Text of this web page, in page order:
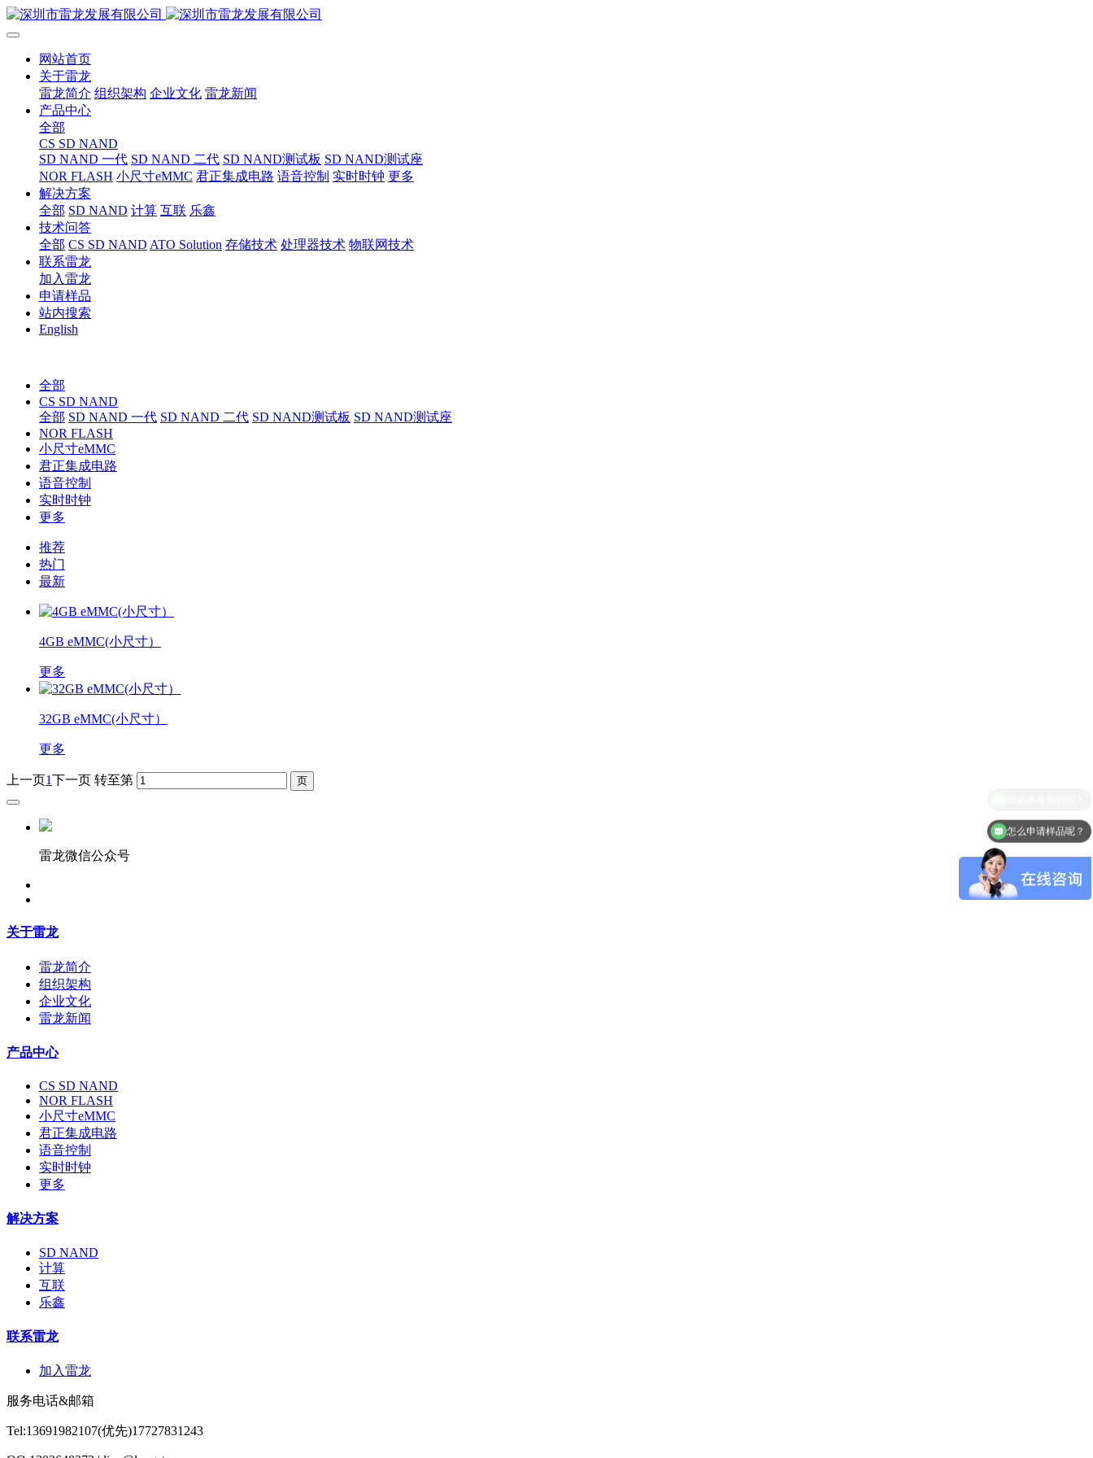
网站首页
关于雷龙
雷龙简介 组织架构 企业文化 雷龙新闻
产品中心
全部
CS SD NAND
SD NAND 一代 SD NAND 二代 SD NAND测试板 SD NAND测试座
NOR FLASH 小尺寸eMMC 君正集成电路 语音控制 实时时钟 更多
解决方案
全部 SD NAND 计算 互联 乐鑫
技术问答
全部 CS SD NAND ATO Solution 存储技术 处理器技术 物联网技术
联系雷龙
加入雷龙
申请样品
站内搜索
English
全部
CS SD NAND
全部 SD NAND 一代 SD NAND 二代 SD NAND测试板 SD NAND测试座
NOR FLASH
小尺寸eMMC
君正集成电路
语音控制
实时时钟
更多
推荐
热门
最新
4GB eMMC(小尺寸）
更多
32GB eMMC(小尺寸）
更多
上一页1下一页 转至第
雷龙微信公众号
关于雷龙
雷龙简介
组织架构
企业文化
雷龙新闻
产品中心
CS SD NAND
NOR FLASH
小尺寸eMMC
君正集成电路
语音控制
实时时钟
更多
解决方案
SD NAND
计算
互联
乐鑫
联系雷龙
加入雷龙
服务电话&邮箱
Tel:13691982107(优先)17727831243
怎么申请样品呢？